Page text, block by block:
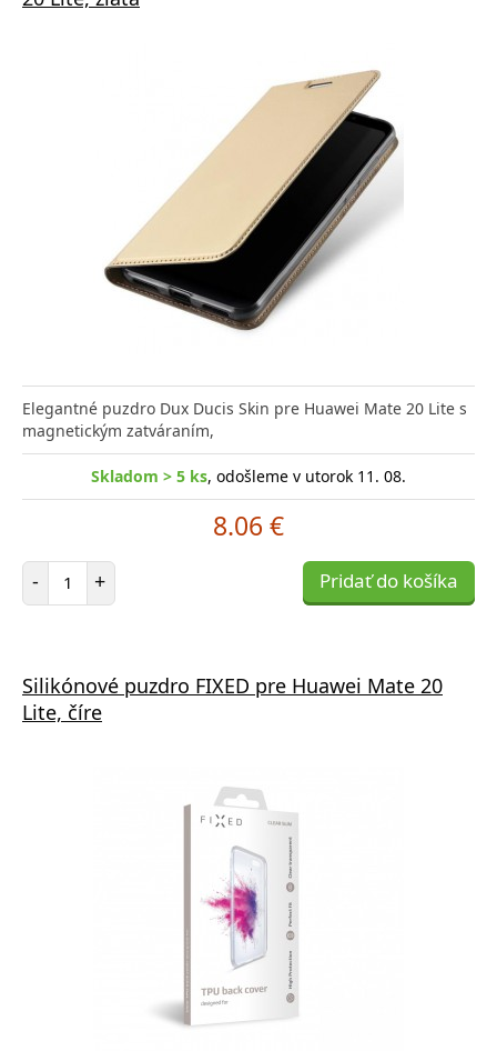
Elegantné puzdro Dux Ducis Skin pre Huawei Mate 20 Lite s
magnetickým zatváraním,
Skladom > 5 ks, odošleme v utorok 11. 08.
8.06 €
- Počet položiek
+ Pridať do košíka
Silikónové puzdro FIXED pre Huawei Mate 20
Lite, číre